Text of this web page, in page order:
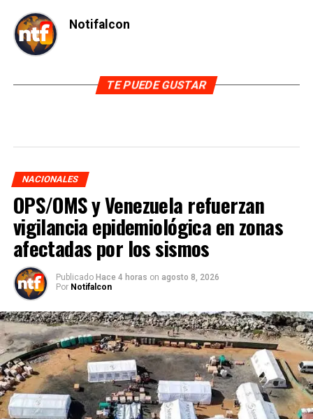
Notifalcon
TE PUEDE GUSTAR
NACIONALES
OPS/OMS y Venezuela refuerzan
vigilancia epidemiológica en zonas
afectadas por los sismos
Publicado Hace 4 horas on agosto 8, 2026
Por Notifalcon